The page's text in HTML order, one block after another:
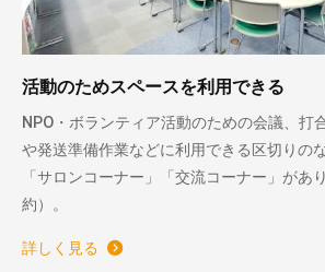
活動のためスペースを利用できる
NPO・ボランティア活動のための会議、打
や発送準備作業などに利用できる区切りの
「サロンコーナー」「交流コーナー」があ
約）。
詳しく見る